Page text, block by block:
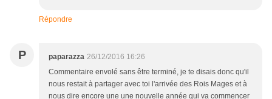
Répondre
P paparazza 26/12/2016 16:26
Commentaire envolé sans être terminé, je te disais donc qu'il
nous restait à partager avec toi l'arrivée des Rois Mages et à
nous dire encore une une nouvelle année qui va commencer